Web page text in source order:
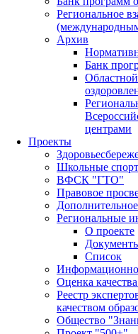
Региональное
Архив
Банк
центрами
Проекты
Школьные
ВФСК "ГТО"
Правовое
Региональные
О проекте
Список
Оценка
Реестр
качеством
Общество